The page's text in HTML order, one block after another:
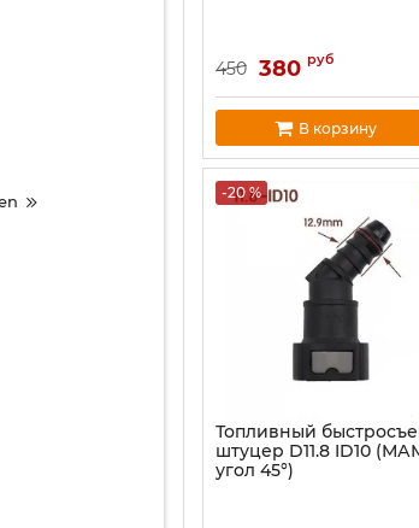
450 380 руб
В корзину
-20 %
Топливный
штуцер D11.8 ID10
угол 45°)